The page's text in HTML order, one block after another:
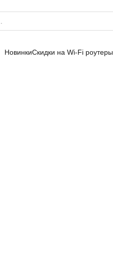
НовинкиСкидки на Wi-Fi роутеры